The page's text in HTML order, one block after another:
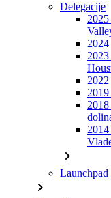
Delegacije
chevron_right
chevron_right